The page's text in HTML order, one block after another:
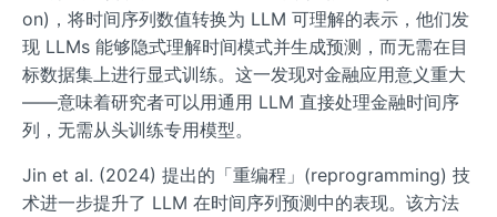
on)，将时间序列数值转换为 LLM 可理解的表示，他们发
现 LLMs 能够隐式理解时间模式并生成预测，而无需在目
标数据集上进行显式训练。这一发现对金融应用意义重大
——意味着研究者可以用通用 LLM 直接处理金融时间序
列，无需从头训练专用模型。
Jin et al. (2024) 提出的「重编程」(reprogramming) 技
术进一步提升了 LLM 在时间序列预测中的表现。该方法